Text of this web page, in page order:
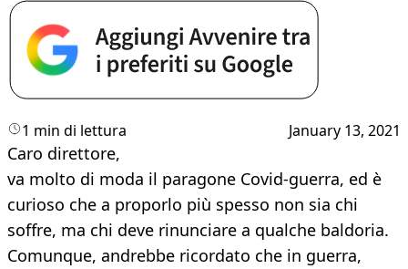
1 min di lettura January 13, 2021
Caro direttore,
va molto di moda il paragone Covid-guerra, ed è
curioso che a proporlo più spesso non sia chi
soffre, ma chi deve rinunciare a qualche baldoria.
Comunque, andrebbe ricordato che in guerra,